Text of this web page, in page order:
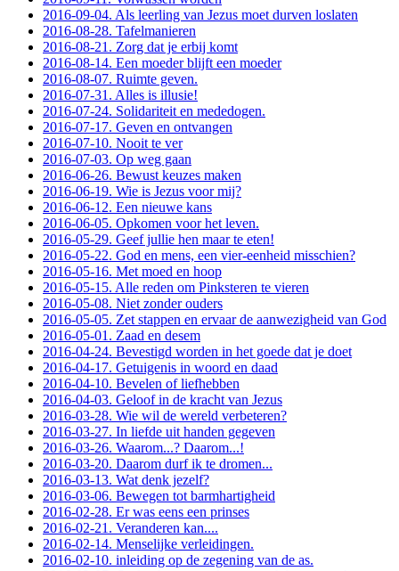
2016-09-04. Als leerling van Jezus moet durven loslaten
2016-08-28. Tafelmanieren
2016-08-21. Zorg dat je erbij komt
2016-08-14. Een moeder blijft een moeder
2016-08-07. Ruimte geven.
2016-07-31. Alles is illusie!
2016-07-24. Solidariteit en mededogen.
2016-07-17. Geven en ontvangen
2016-07-10. Nooit te ver
2016-07-03. Op weg gaan
2016-06-26. Bewust keuzes maken
2016-06-19. Wie is Jezus voor mij?
2016-06-12. Een nieuwe kans
2016-06-05. Opkomen voor het leven.
2016-05-29. Geef jullie hen maar te eten!
2016-05-22. God en mens, een vier-eenheid misschien?
2016-05-16. Met moed en hoop
2016-05-15. Alle reden om Pinksteren te vieren
2016-05-08. Niet zonder ouders
2016-05-05. Zet stappen en ervaar de aanwezigheid van God
2016-05-01. Zaad en desem
2016-04-24. Bevestigd worden in het goede dat je doet
2016-04-17. Getuigenis in woord en daad
2016-04-10. Bevelen of liefhebben
2016-04-03. Geloof in de kracht van Jezus
2016-03-28. Wie wil de wereld verbeteren?
2016-03-27. In liefde uit handen gegeven
2016-03-26. Waarom...? Daarom...!
2016-03-20. Daarom durf ik te dromen...
2016-03-13. Wat denk jezelf?
2016-03-06. Bewegen tot barmhartigheid
2016-02-28. Er was eens een prinses
2016-02-21. Veranderen kan....
2016-02-14. Menselijke verleidingen.
2016-02-10. inleiding op de zegening van de as.